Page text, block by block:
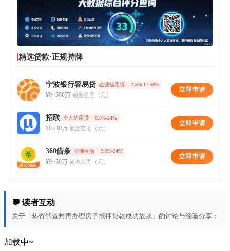
精选贷款·正规持牌
宁波银行容易贷 企业信用贷 2.8%-17.98%
¥0~500万 额度范围（元）
立即申请
招联 个人信用贷 6.9%-24%
¥0~30万 额度范围（元）
立即申请
360借条 分期灵活 3.6%-24%
¥0~50万 额度范围（元）
立即申请
💬 读者互动
关于「垫资解查封再办理房子抵押贷款成功放款」的讨论与经验分享：
加载中~